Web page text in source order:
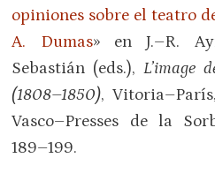
opiniones sobre el teatro
A. Dumas» en J.–R.
Sebastián (eds.), L’image
(1808–1850),
Vasco–Presses de la
189–199.